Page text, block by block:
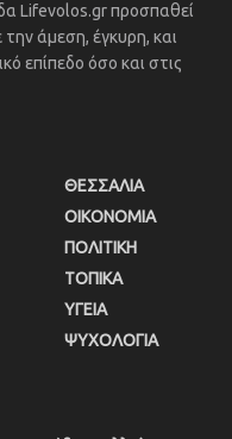
Lifevolos.gr προσπαθεί
άμεση, έγκυρη, και
επίπεδο όσο και στις
ΘΕΣΣΑΛΙΑ
ΟΙΚΟΝΟΜΙΑ
ΠΟΛΙΤΙΚΗ
ΤΟΠΙΚΑ
ΥΓΕΙΑ
ΨΥΧΟΛΟΓΙΑ